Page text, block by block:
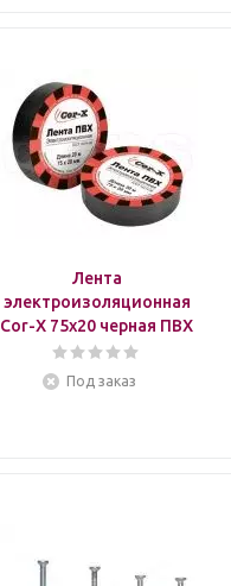
Лента
электроизоляционная
Cor-X 75x20 черная ПВХ
Под заказ